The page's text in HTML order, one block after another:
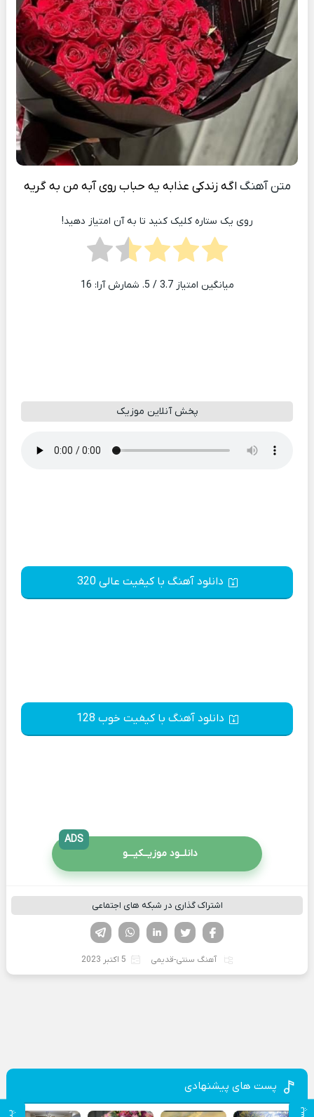
متن آهنگ اگه زندکی عذابه یه حباب روی آبه من به گریه
روی یک ستاره کلیک کنید تا به آن امتیاز دهید!
میانگین امتیاز3.7 / 5. شمارش آرا: 16
پخش آنلاین موزیک
دانلود آهنگ با کیفیت عالی 320
دانلود آهنگ با کیفیت خوب 128
دانلــود موزیــکیـــو
ADS
اشتراک گذاری در شبکه های اجتماعی
لینکدین تویتر
فیسوک
آهنگ سنتی-قدیمی 5 اکتبر 2023
پست های پیشنهادی